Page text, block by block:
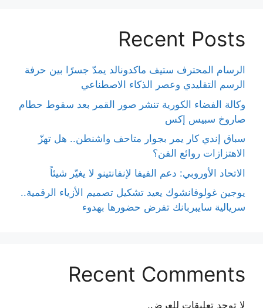
Recent Posts
الرسام المحترف ستيف ماكدونالد يمدّ جسرًا بين حرفة
الرسم التقليدي وعصر الذكاء الاصطناعي
وكالة الفضاء الكورية تنشر صور القمر بعد سقوط حطام
صاروخ سبيس إكس
سباق إندي كار يمر بجوار متاحف واشنطن.. هل تهزّ
الاهتزازات روائع الفن؟
الاتحاد الأوروبي: دعم الفيفا لإنفانتينو لا يغيّر شيئاً
يوجين غولوفانشوك يعيد تشكيل تصميم الأزياء الرقمية..
سريالية سايبربانك تفرض حضورها بهدوء
Recent Comments
لا توجد تعليقات للعرض.